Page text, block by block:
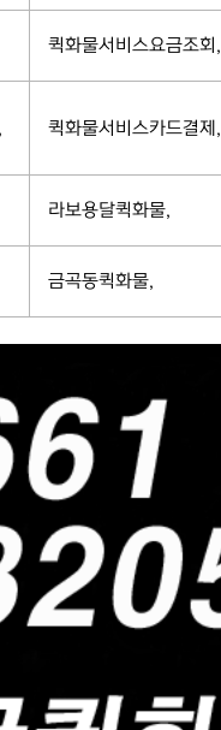
퀵화물서비스요금조회,
퀵화물서비스카드결제,
라보용달퀵화물,
금곡동퀵화물,